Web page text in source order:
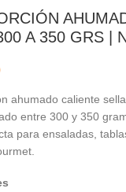
A 350 GRS |
ahumado caliente
entre 300 y 350
para ensaladas,